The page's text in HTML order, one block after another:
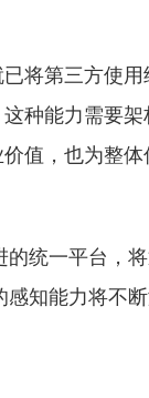
将第三方使
种能力需要架
值，也为整
统一平台，
知能力将不